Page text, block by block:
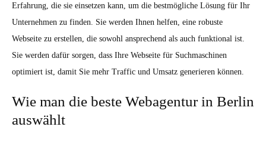
Erfahrung, die sie einsetzen kann, um die bestmögliche Lösung für Ihr
Unternehmen zu finden. Sie werden Ihnen helfen, eine robuste
Webseite zu erstellen, die sowohl ansprechend als auch funktional ist.
Sie werden dafür sorgen, dass Ihre Webseite für Suchmaschinen
optimiert ist, damit Sie mehr Traffic und Umsatz generieren können.
Wie man die beste Webagentur in Berlin
auswählt